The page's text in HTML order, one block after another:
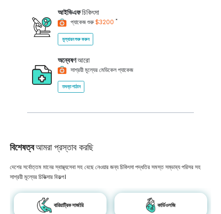
আইভিএফচিকিৎসা
প্যাকেজ শুরু$3200 *
মূল্যায়ন শুরু করুন
অন্বেষণআরো
সাশ্রয়ী মূল্যের মেডিকেল প্যাকেজ
তদন্ত পাঠান
বিশেষত্বআমরা প্রস্তাব করছি
দেশের সর্বোত্তম মানের স্বাস্থ্যসেবা সহ বেছে নেওয়ার জন্য চিকিৎসা পদ্ধতির সমস্ত সম্ভাব্য পরিসর সহ
সাশ্রয়ী মূল্যের চিকিত্সার বিকল্প।
বারিয়াট্রিক সার্জারি কার্ডিওলজি